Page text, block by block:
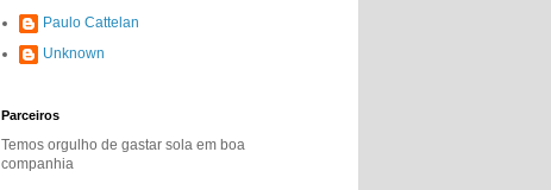
Paulo Cattelan
Unknown
Parceiros
Temos orgulho de gastar sola em boa
companhia